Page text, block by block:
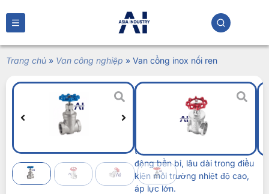
Trang chủ » Van công nghiệp » Van cổng inox nối ren
Van cổng inox nối
Van cổng inox nối ren
trong những dòng van hoạt
động bền bỉ, lâu dài trong điều
kiện môi trường nhiệt độ cao,
áp lực lớn.